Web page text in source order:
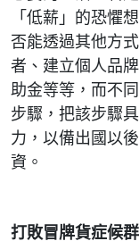
「低薪」的恐懼
否能透過其他方
者、建立個人品
助金等等，而不
步驟，把該步驟
力，以備出國以
資。
打敗冒牌貨症候